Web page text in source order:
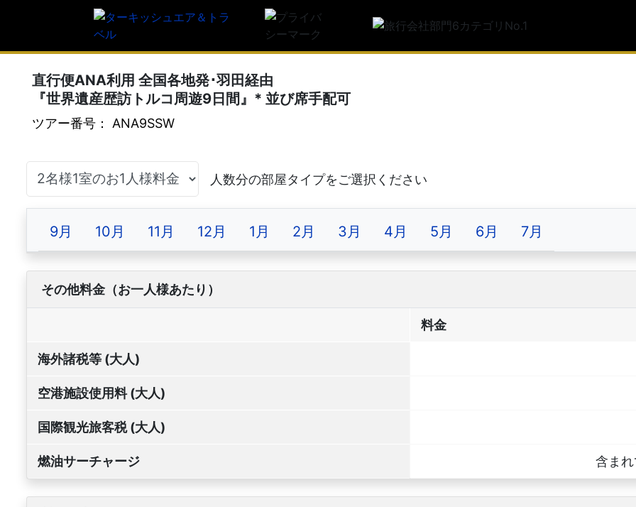
直行便ANA利用 全国各地発･羽田経由
『世界遺産歴訪トルコ周遊9日間』* 並び席手配可
ツアー番号： ANA9SSW
9月 10月 11月 12月 1月 2月 3月 4月 5月 6月 7月
その他料金（お一人様あたり）
料金
海外諸税等 (大人)
空港施設使用料 (大人)
国際観光旅客税 (大人)
燃油サーチャージ 含ま